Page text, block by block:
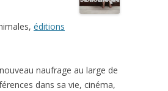
éditions
naufrage au large de
dans sa vie, cinéma,